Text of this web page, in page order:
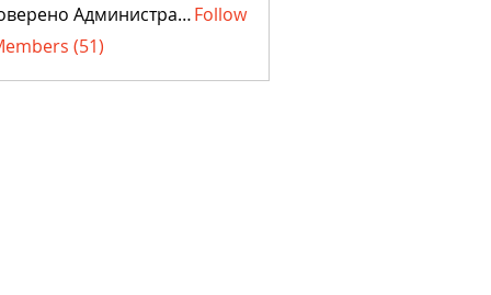
Проверено Администрацией! Превосходный Результат!Follow
(51)